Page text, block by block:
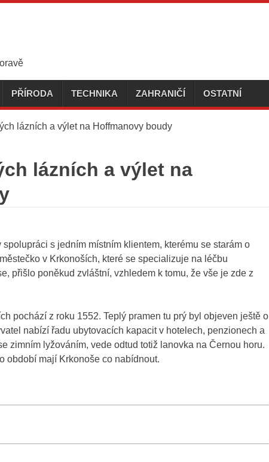
PŘÍRODA TECHNIKA ZAHRANIČÍ OSTATNÍ
lázních a výlet na Hoffmanovy boudy
lázních a výlet na
s jedním místním klientem, kterému se starám o
v Krkonoších, které se specializuje na léčbu
přišlo poněkud zvláštní, vzhledem k tomu, že vše je zde z
pochází z roku 1552. Teplý pramen tu prý byl objeven ještě o
nabízí řadu ubytovacích kapacit v hotelech, penzionech a
zimním lyžováním, vede odtud totiž lanovka na Černou horu.
období mají Krkonoše co nabídnout.